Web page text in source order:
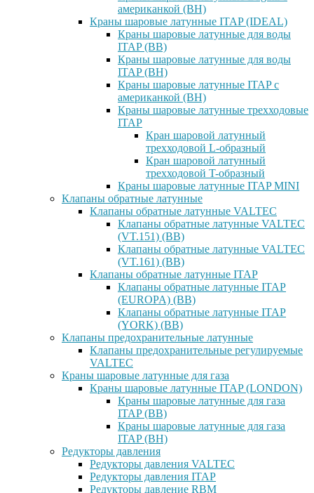
американкой (ВН)
Краны шаровые латунные ITAP (IDEAL)
Краны шаровые латунные для воды
ITAP (ВВ)
Краны шаровые латунные для воды
ITAP (ВН)
Краны шаровые латунные ITAP с
американкой (ВН)
Краны шаровые латунные трехходовые
ITAP
Кран шаровой латунный
трехходовой L-образный
Кран шаровой латунный
трехходовой T-образный
Краны шаровые латунные ITAP MINI
Клапаны обратные латунные
Клапаны обратные латунные VALTEC
Клапаны обратные латунные VALTEC
(VT.151) (ВВ)
Клапаны обратные латунные VALTEC
(VT.161) (ВВ)
Клапаны обратные латунные ITAP
Клапаны обратные латунные ITAP
(EUROPA) (ВВ)
Клапаны обратные латунные ITAP
(YORK) (ВВ)
Клапаны предохранительные латунные
Клапаны предохранительные регулируемые
VALTEC
Краны шаровые латунные для газа
Краны шаровые латунные ITAP (LONDON)
Краны шаровые латунные для газа
ITAP (ВВ)
Краны шаровые латунные для газа
ITAP (ВН)
Редукторы давления
Редукторы давления VALTEC
Редукторы давления ITAP
Редукторы давление RBM